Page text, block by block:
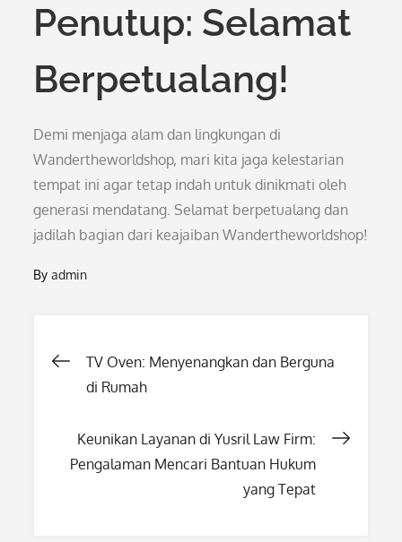
Penutup: Selamat
Berpetualang!
Demi menjaga alam dan lingkungan di
Wandertheworldshop, mari kita jaga kelestarian
tempat ini agar tetap indah untuk dinikmati oleh
generasi mendatang. Selamat berpetualang dan
jadilah bagian dari keajaiban Wandertheworldshop!
Byadmin
Post
TV Oven: Menyenangkan dan Berguna
di Rumah
Keunikan Layanan di Yusril Law Firm:
Pengalaman Mencari Bantuan Hukum
yang Tepat